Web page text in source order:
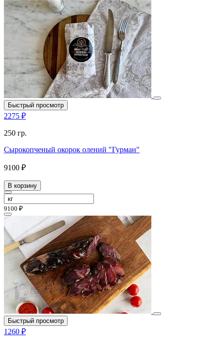
Быстрый просмотр
2275 ₽
250 гр.
Сырокопченый окорок олений "Гурман"
9100 ₽
В корзину
9100 ₽
Быстрый просмотр
1260 ₽